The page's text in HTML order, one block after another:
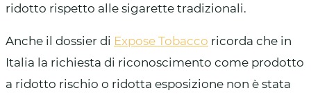
ridotto rispetto alle sigarette tradizionali.
Anche il dossier di Expose Tobacco ricorda che in
Italia la richiesta di riconoscimento come prodotto
a ridotto rischio o ridotta esposizione non è stata